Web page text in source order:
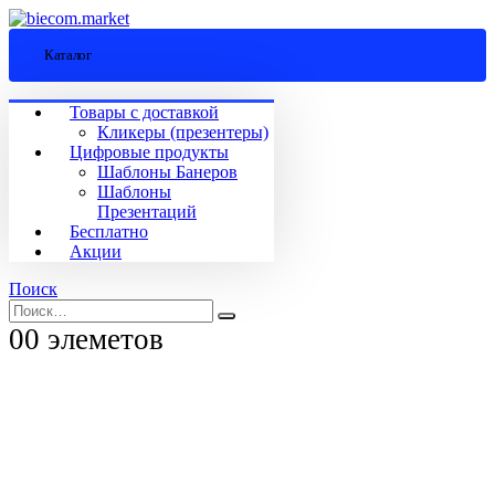
Каталог
Товары с доставкой
Кликеры (презентеры)
Цифровые продукты
Шаблоны Банеров
Шаблоны
Презентаций
Бесплатно
Акции
Поиск
00 элеметов